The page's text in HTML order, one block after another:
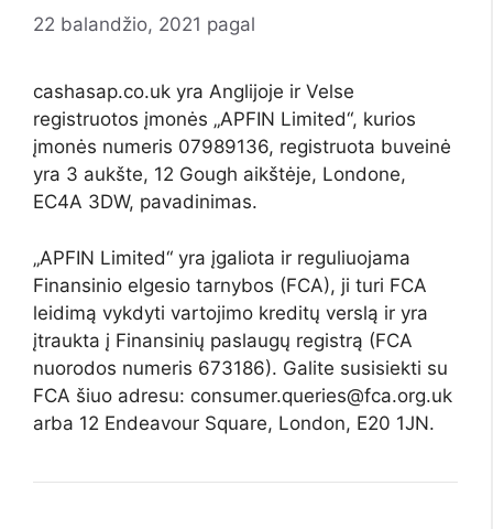
22 balandžio, 2021 pagal
cashasap.co.uk yra Anglijoje ir Velse
registruotos įmonės „APFIN Limited“, kurios
įmonės numeris 07989136, registruota buveinė
yra 3 aukšte, 12 Gough aikštėje, Londone,
EC4A 3DW, pavadinimas.
„APFIN Limited“ yra įgaliota ir reguliuojama
Finansinio elgesio tarnybos (FCA), ji turi FCA
leidimą vykdyti vartojimo kreditų verslą ir yra
įtraukta į Finansinių paslaugų registrą (FCA
nuorodos numeris 673186). Galite susisiekti su
FCA šiuo adresu: consumer.queries@fca.org.uk
arba 12 Endeavour Square, London, E20 1JN.